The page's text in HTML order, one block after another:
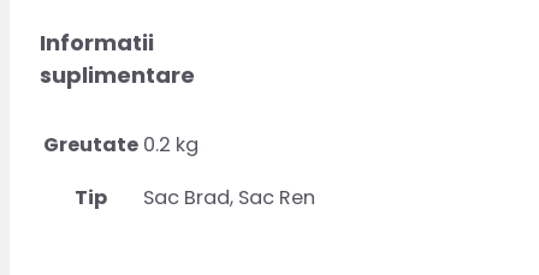
Informatii
suplimentare
Greutate 0.2 kg
Tip
Sac Brad, Sac Ren